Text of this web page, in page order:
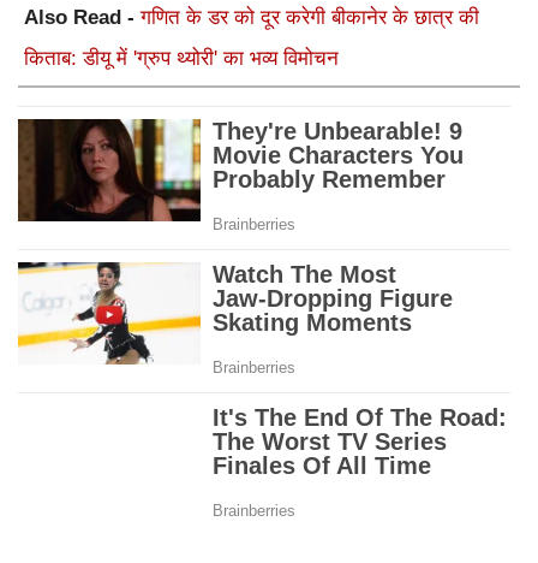
Also Read -गणित के डर को दूर करेगी बीकानेर के छात्र की
किताब: डीयू में 'ग्रुप थ्योरी' का भव्य विमोचन